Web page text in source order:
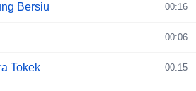
Bersiu 00:16
00:06
Tokek 00:15